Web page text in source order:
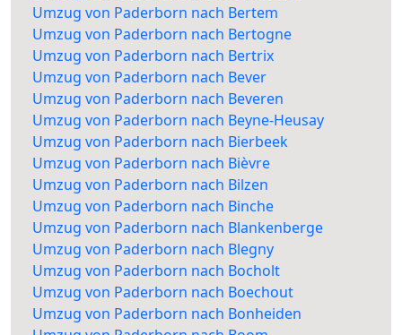
Umzug von Paderborn nach Bertem
Umzug von Paderborn nach Bertogne
Umzug von Paderborn nach Bertrix
Umzug von Paderborn nach Bever
Umzug von Paderborn nach Beveren
Umzug von Paderborn nach Beyne-Heusay
Umzug von Paderborn nach Bierbeek
Umzug von Paderborn nach Bièvre
Umzug von Paderborn nach Bilzen
Umzug von Paderborn nach Binche
Umzug von Paderborn nach Blankenberge
Umzug von Paderborn nach Blegny
Umzug von Paderborn nach Bocholt
Umzug von Paderborn nach Boechout
Umzug von Paderborn nach Bonheiden